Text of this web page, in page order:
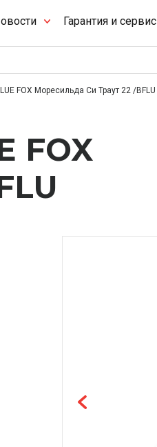
Гарантия и сервис
FOX Моресильда Си Траут 22 /BFLU
FOX